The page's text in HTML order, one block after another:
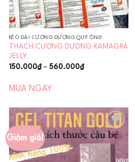
KÉO DÀI CƯƠNG DƯƠNG QUÝ ÔNG
THẠCH CƯƠNG DƯƠNG KAMAGRA
JELLY
150.000₫ – 560.000₫Khoảng
MUA NGAY
Giảm giá!
Add to